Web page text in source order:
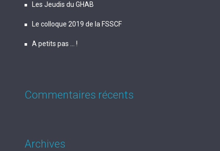
Les Jeudis du GHAB
Le colloque 2019 de la FSSCF
A petits pas … !
Commentaires récents
Archives